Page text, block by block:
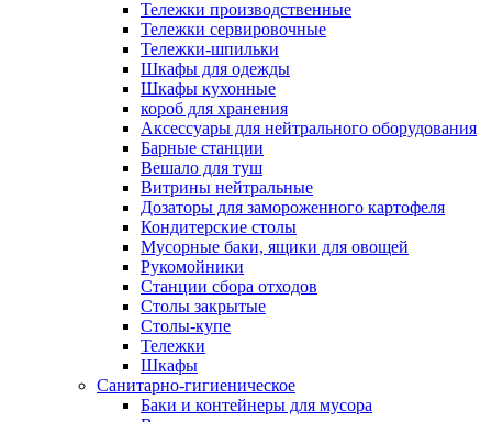
Тележки производственные
Тележки сервировочные
Тележки-шпильки
Шкафы для одежды
Шкафы кухонные
короб для хранения
Аксессуары для нейтрального оборудования
Барные станции
Вешало для туш
Витрины нейтральные
Дозаторы для замороженного картофеля
Кондитерские столы
Мусорные баки, ящики для овощей
Рукомойники
Станции сбора отходов
Столы закрытые
Столы-купе
Тележки
Шкафы
Санитарно-гигиеническое
Баки и контейнеры для мусора